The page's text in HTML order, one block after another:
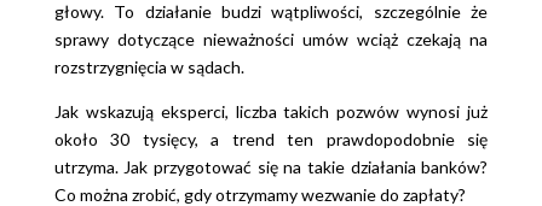
głowy. To działanie budzi wątpliwości, szczególnie że
sprawy dotyczące nieważności umów wciąż czekają na
rozstrzygnięcia w sądach.
Jak wskazują eksperci, liczba takich pozwów wynosi już
około 30 tysięcy, a trend ten prawdopodobnie się
utrzyma. Jak przygotować się na takie działania banków?
Co można zrobić, gdy otrzymamy wezwanie do zapłaty?